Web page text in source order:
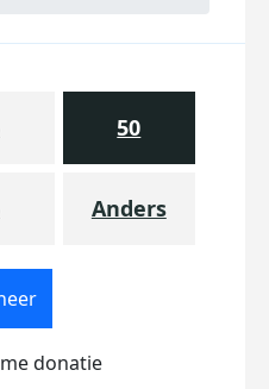
50
Anders
donatie